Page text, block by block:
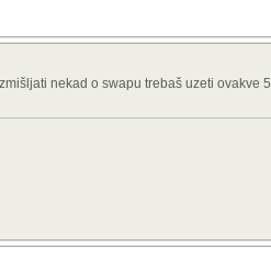
nekad o swapu trebaš uzeti ovakve 5